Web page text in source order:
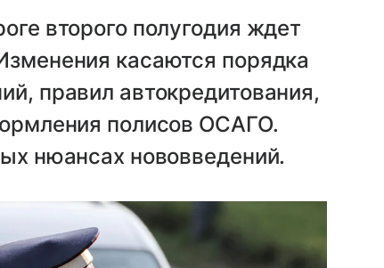
второго полугодия ждет
касаются порядка
правил автокредитования,
полисов ОСАГО.
нюансах нововведений.